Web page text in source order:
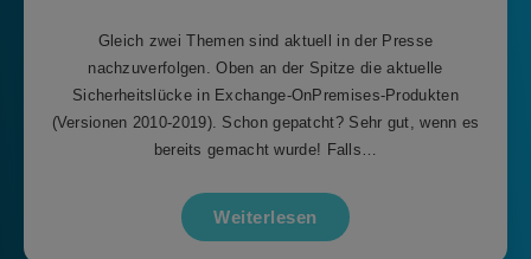
Gleich zwei Themen sind aktuell in der Presse
nachzuverfolgen. Oben an der Spitze die aktuelle
Sicherheitslücke in Exchange-OnPremises-Produkten
(Versionen 2010-2019). Schon gepatcht? Sehr gut, wenn es
bereits gemacht wurde! Falls…
Weiterlesen